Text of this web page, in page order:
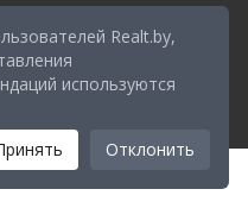
Realt.by,
используются
Отклонить